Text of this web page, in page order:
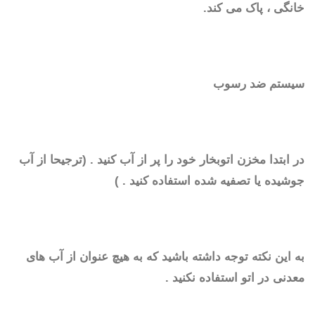
خانگی ، پاک می کند.
سیستم ضد رسوب
در ابتدا مخزن اتوبخار خود را پر از آب کنید . (ترجیحا از آب
جوشیده یا تصفیه شده استفاده کنید . )
به این نکته توجه داشته باشید که به هیچ عنوان از آب های
معدنی در اتو استفاده نکنید .